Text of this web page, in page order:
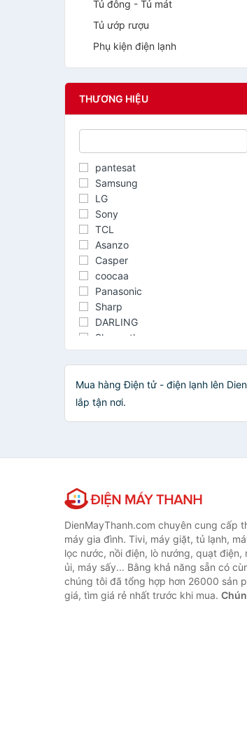
Tủ đông - Tủ mát
Tủ ướp rượu
Phụ kiện điện lạnh
THƯƠNG HIỆU
pantesat
Samsung
LG
Sony
TCL
Asanzo
Casper
coocaa
Panasonic
Sharp
DARLING
Skyworth
Philips
Toshiba
Aqua
Facebook Portal
SINO
Xiaomi
Hisense
K-ELEC
AKINO
Google
Vinabox
Tanix
ENY BOX
Mua hàng Điện tử - điện lạnh lên
lắp tận nơi.
DienMayThanh.com chuyên cung cấp
máy gia đình. Tivi, máy giặt, tủ lạnh,
lọc nước, nồi điện, lò nướng, quạt
ủi, máy sấy... Bằng khả năng sẵn có
chúng tôi đã tổng hợp hơn 26000 sản
giá, tìm giá rẻ nhất trước khi mua.